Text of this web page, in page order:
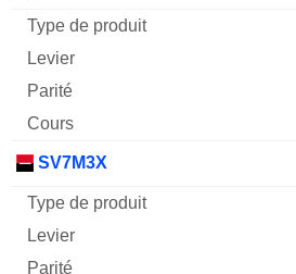
Mnemo Type produit
SV7M3X